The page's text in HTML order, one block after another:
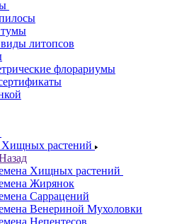
литопсов
флорариумы
растений
Хищных растений
Жирянок
Саррацений
Венериной Мухоловки
Непентесов